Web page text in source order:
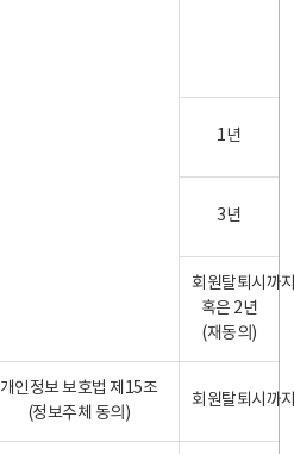
1년
3년
회원탈퇴시까
혹은 2년
(재동의)
개인정보 보호법 제15조
(정보주체 동의)
회원탈퇴시까